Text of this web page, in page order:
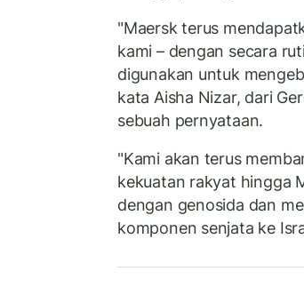
"Maersk terus
kami – dengan secara
digunakan untuk
kata Aisha Nizar, dari
sebuah pernyataan.
"Kami akan terus
kekuatan rakyat hingga
dengan genosida dan
komponen senjata ke